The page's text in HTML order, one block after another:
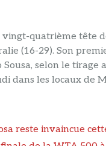
vingt-quatrième tête
(16-29). Son
Sousa, selon le tirage
dans les locaux de
reste invaincue